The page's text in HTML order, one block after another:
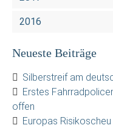
2016
Neueste Beiträge
Silberstreif am
Erstes
offen
Europas